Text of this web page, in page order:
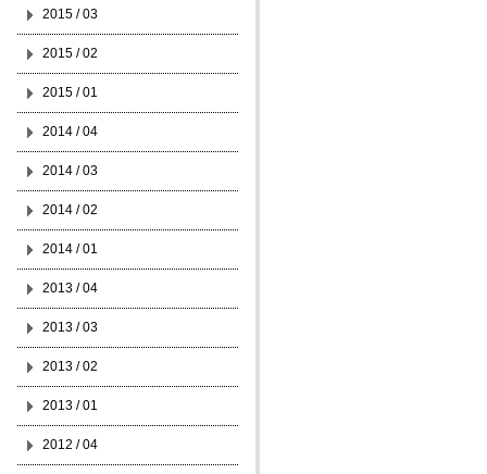
2015 / 03
2015 / 02
2015 / 01
2014 / 04
2014 / 03
2014 / 02
2014 / 01
2013 / 04
2013 / 03
2013 / 02
2013 / 01
2012 / 04